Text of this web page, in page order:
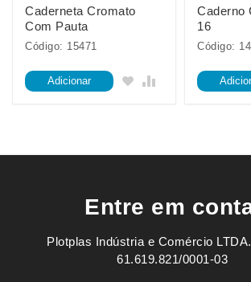
Caderneta Cromato
Com Pauta
Código: 15471
Adicionar
Caderno
16
Código:
Entre em
Plotplas Indústria e Comércio LTDA. ㅤ
61.619.821/0001-03